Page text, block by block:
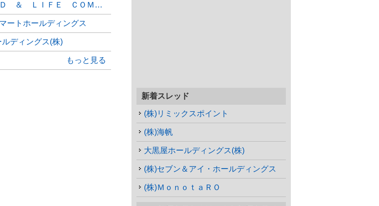
(株)ＦＯＯＤ ＆ ＬＩＦＥ ＣＯＭＰＡＮＩＥＳ
ートホールディングス
ディングス(株)
もっと見る
新着スレッド
(株)リミックスポイント
(株)海帆
大黒屋ホールディングス(株)
(株)セブン＆アイ・ホールディングス
(株)ＭｏｎｏｔａＲＯ